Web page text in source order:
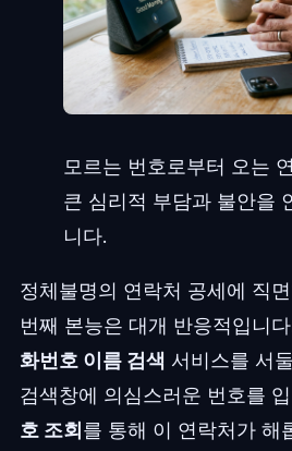
모르는 번호로부터 오는
큰 심리적 부담과 불안을
니다.
정체불명의 연락처 공세에 직
번째 본능은 대개 반응적입니
화번호 이름 검색 서비스를 서
검색창에 의심스러운 번호를
호 조회 를 통해 이 연락처가 해